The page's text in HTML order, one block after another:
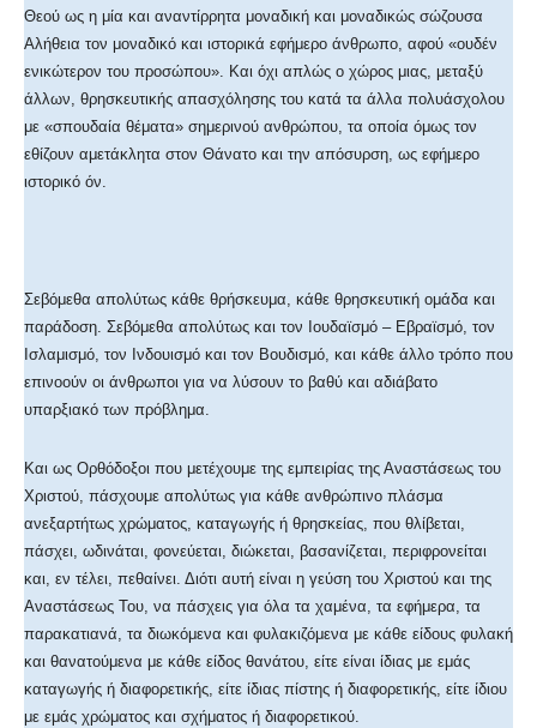
Θεού ως η μία και αναντίρρητα μοναδική και μοναδικώς σώζουσα
Αλήθεια τον μοναδικό και ιστορικά εφήμερο άνθρωπο, αφού «ουδέν
ενικώτερον του προσώπου». Και όχι απλώς ο χώρος μιας, μεταξύ
άλλων, θρησκευτικής απασχόλησης του κατά τα άλλα πολυάσχολου
με «σπουδαία θέματα» σημερινού ανθρώπου, τα οποία όμως τον
εθίζουν αμετάκλητα στον Θάνατο και την απόσυρση, ως εφήμερο
ιστορικό όν.
Σεβόμεθα απολύτως κάθε θρήσκευμα, κάθε θρησκευτική ομάδα και
παράδοση. Σεβόμεθα απολύτως και τον Ιουδαϊσμό – Εβραϊσμό, τον
Ισλαμισμό, τον Ινδουισμό και τον Βουδισμό, και κάθε άλλο τρόπο που
επινοούν οι άνθρωποι για να λύσουν το βαθύ και αδιάβατο
υπαρξιακό των πρόβλημα.
Και ως Ορθόδοξοι που μετέχουμε της εμπειρίας της Αναστάσεως του
Χριστού, πάσχουμε απολύτως για κάθε ανθρώπινο πλάσμα
ανεξαρτήτως χρώματος, καταγωγής ή θρησκείας, που θλίβεται,
πάσχει, ωδινάται, φονεύεται, διώκεται, βασανίζεται, περιφρονείται
και, εν τέλει, πεθαίνει. Διότι αυτή είναι η γεύση του Χριστού και της
Αναστάσεως Του, να πάσχεις για όλα τα χαμένα, τα εφήμερα, τα
παρακατιανά, τα διωκόμενα και φυλακιζόμενα με κάθε είδους φυλακή
και θανατούμενα με κάθε είδος θανάτου, είτε είναι ίδιας με εμάς
καταγωγής ή διαφορετικής, είτε ίδιας πίστης ή διαφορετικής, είτε ίδιου
με εμάς χρώματος και σχήματος ή διαφορετικού.